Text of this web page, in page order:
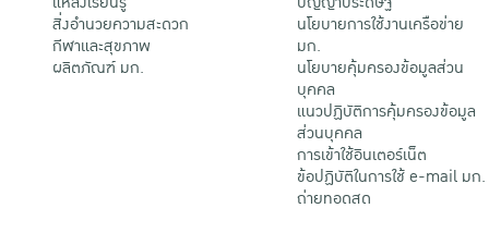
สิ่งอำนวยความสะดวก
กีฬาและสุขภาพ
ผลิตภัณฑ์ มก.
นโยบายการใช้งานเครือข่าย
มก.
นโยบายคุ้มครองข้อมูลส่วน
บุคคล
แนวปฏิบัติการคุ้มครองข้อมูล
ส่วนบุคคล
การเข้าใช้อินเตอร์เน็ต
ข้อปฏิบัติในการใช้ e-mail มก.
ถ่ายทอดสด